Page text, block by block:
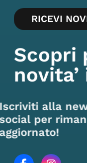
RICEVI
Scopri
Iscriviti alla
social per
aggiornato!